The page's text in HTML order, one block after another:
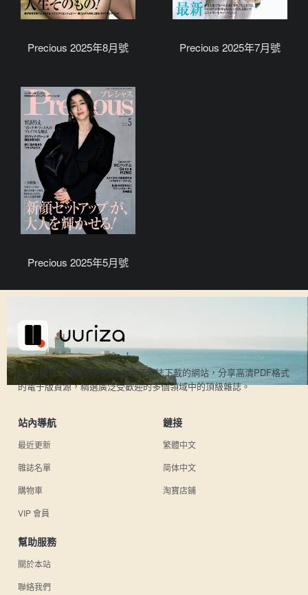
Precious 2025年8月號 Precious 2025年7月號
Precious 2025年5月號
UU日雜是一個提供熱門日本電子雜誌下載的網站，分享高清PDF格式
的電子版資源，精選廣泛受歡迎的多個領域中的頂級雜誌。
站內導航
最近更新
雜誌名單
購物車
VIP 會員
鏈接
繁體中文
简体中文
淘寶店鋪
幫助服務
關於本站
聯絡我們